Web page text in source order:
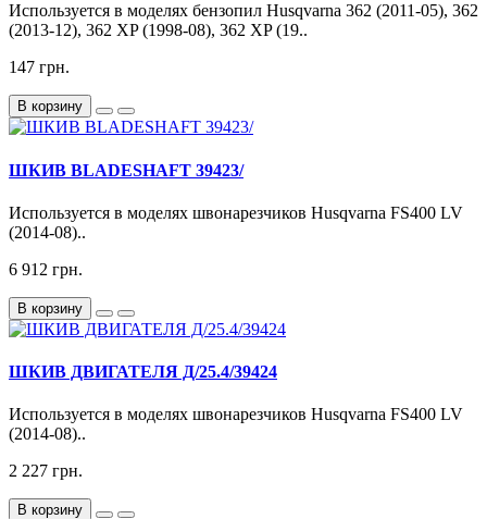
Используется в моделях бензопил Husqvarna 362 (2011-05), 362
(2013-12), 362 XP (1998-08), 362 XP (19..
147 грн.
В корзину
ШКИВ BLADESHAFT 39423/
Используется в моделях швонарезчиков Husqvarna FS400 LV
(2014-08)..
6 912 грн.
В корзину
ШКИВ ДВИГАТЕЛЯ Д/25.4/39424
Используется в моделях швонарезчиков Husqvarna FS400 LV
(2014-08)..
2 227 грн.
В корзину